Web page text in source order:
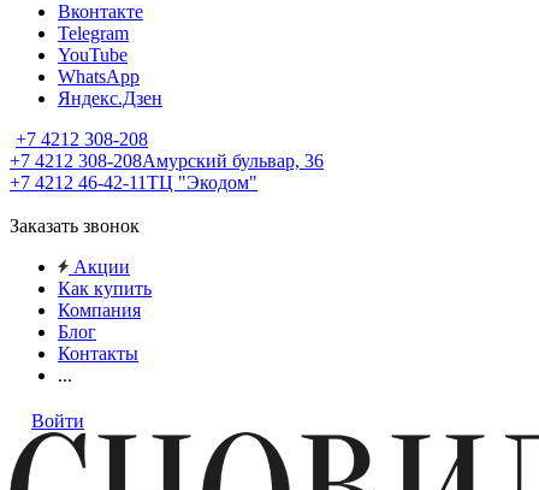
Вконтакте
Telegram
YouTube
WhatsApp
Яндекс.Дзен
+7 4212 308-208
+7 4212 308-208Амурский бульвар, 36
+7 4212 46-42-11ТЦ "Экодом"
Заказать звонок
Акции
Как купить
Компания
Блог
Контакты
...
Войти